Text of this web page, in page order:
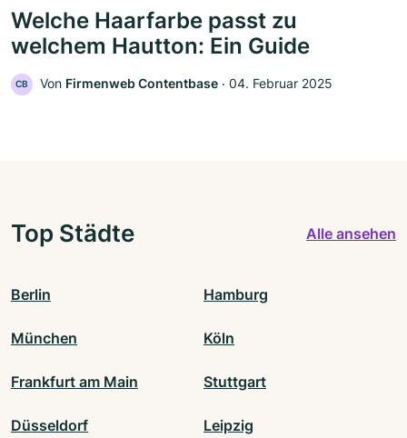
Welche Haarfarbe passt zu
welchem Hautton: Ein Guide
CB Von Firmenweb Contentbase ‧ 04. Februar 2025
Top Städte Alle ansehen
Berlin Hamburg
München Köln
Frankfurt am Main Stuttgart
Düsseldorf Leipzig